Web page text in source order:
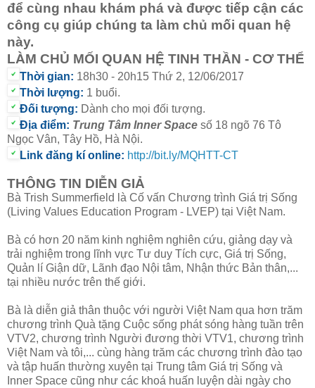
để cùng nhau khám phá và được tiếp cận các
công cụ giúp chúng ta làm chủ mối quan hệ
này.
LÀM CHỦ MỐI QUAN HỆ TINH THẦN - CƠ THỂ
Thời gian: 18h30 - 20h15 Thứ 2, 12/06/2017
Thời lượng: 1 buổi.
Đối tượng: Dành cho mọi đối tượng.
Địa điểm: Trung Tâm Inner Space số 18 ngõ 76 Tô
Ngọc Vân, Tây Hồ, Hà Nội.
Link đăng kí online: http://bit.ly/MQHTT-CT
THÔNG TIN DIỄN GIẢ
Bà Trish Summerfield là Cố vấn Chương trình Giá trị Sống
(Living Values Education Program - LVEP) tại Việt Nam.
Bà có hơn 20 năm kinh nghiệm nghiên cứu, giảng dạy và
trải nghiệm trong lĩnh vực Tư duy Tích cực, Giá trị Sống,
Quản lí Giận dữ, Lãnh đạo Nội tâm, Nhận thức Bản thân,...
tại nhiều nước trên thế giới.
Bà là diễn giả thân thuộc với người Việt Nam qua hơn trăm
chương trình Quà tặng Cuộc sống phát sóng hàng tuần trên
VTV2, chương trình Người đương thời VTV1, chương trình
Việt Nam và tôi,... cùng hàng trăm các chương trình đào tạo
và tập huấn thường xuyên tại Trung tâm Giá trị Sống và
Inner Space cũng như các khoá huấn luyện dài ngày cho